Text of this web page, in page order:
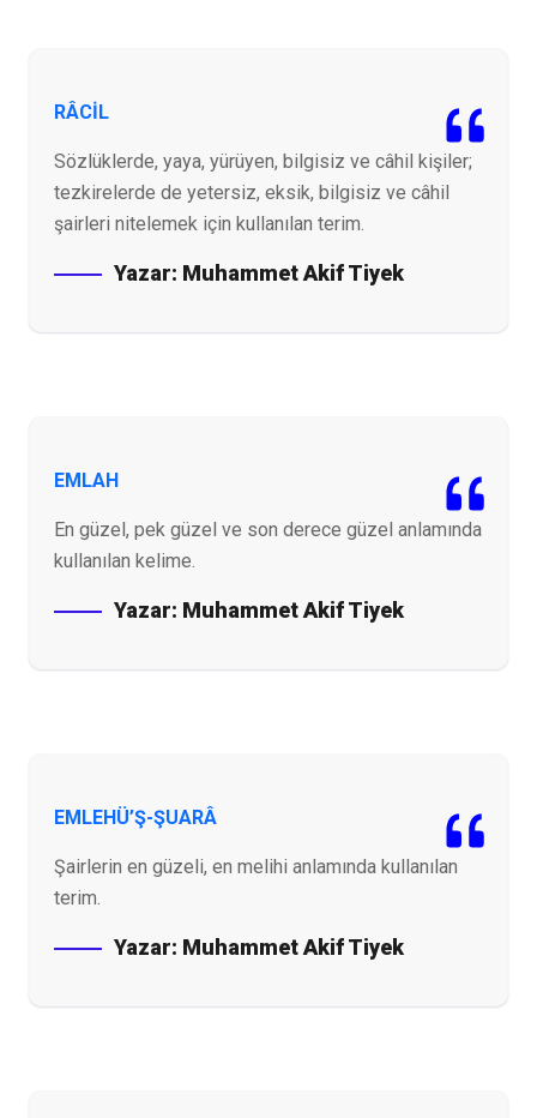
RÂCİL
Sözlüklerde, yaya, yürüyen, bilgisiz ve câhil kişiler;
tezkirelerde de yetersiz, eksik, bilgisiz ve câhil
şairleri nitelemek için kullanılan terim.
Yazar: Muhammet Akif Tiyek
EMLAH
En güzel, pek güzel ve son derece güzel anlamında
kullanılan kelime.
Yazar: Muhammet Akif Tiyek
EMLEHÜ’Ş-ŞUARÂ
Şairlerin en güzeli, en melihi anlamında kullanılan
terim.
Yazar: Muhammet Akif Tiyek